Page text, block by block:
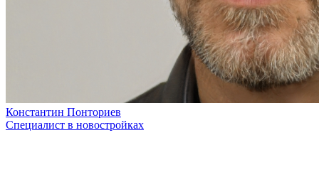
Константин Понториев
Специалист в новостройках